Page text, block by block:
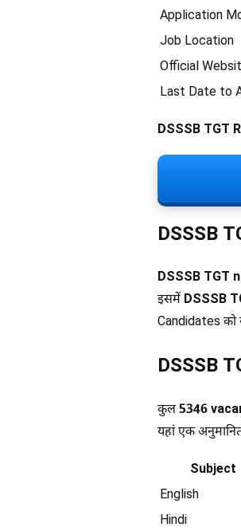
Application
Job Location
Official
Last Date to
DSSSB TGT
DSSSB
DSSSB TGT
इसमें DSSSB
Candidates को
DSSSB
कुल5346
यहां एक
Subject
English
Hindi